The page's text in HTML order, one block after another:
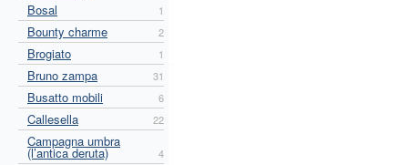
Bosal 1
Bounty charme 2
Brogiato 1
Bruno zampa 31
Busatto mobili 6
Callesella 22
Campagna umbra
(l’antica deruta) 4